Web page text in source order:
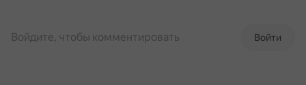
Войти
Войдите, чтобы комментировать